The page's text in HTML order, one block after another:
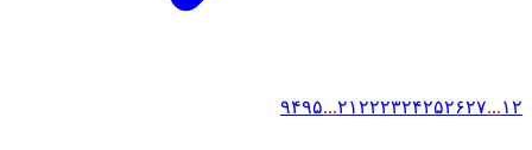
۱۲ ... ۲۱۲۲۲۳۲۴۲۵۲۶۲۷ ... ۹۴۹۵